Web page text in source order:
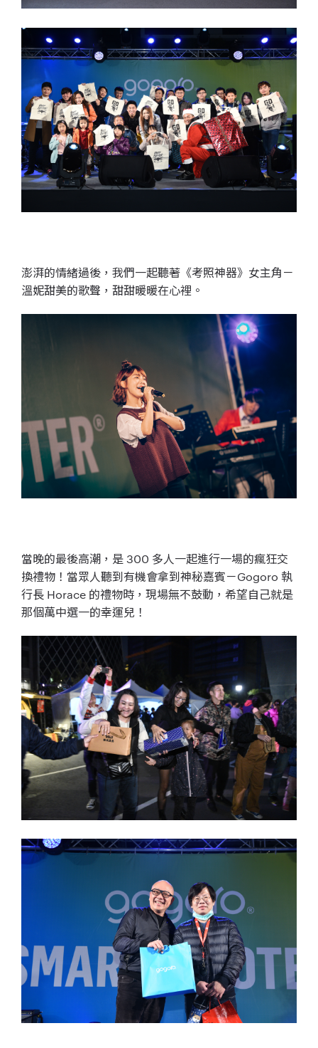
澎湃的情緒過後， 我們一起聽著《考照神器》女主角－
溫妮甜美的歌聲，甜甜暖暖在心裡。
當晚的最後高潮，是 300 多人一起進行一場的瘋狂交
換禮物！當眾人聽到有機會拿到神秘嘉賓－Gogoro 執
行長 Horace 的禮物時，現場無不鼓動，希望自己就是
那個萬中選一的幸運兒！